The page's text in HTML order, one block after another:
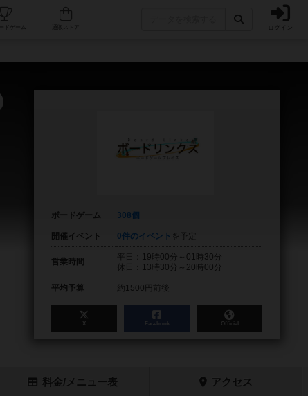
人気ボードゲーム ログイン
ボードゲーム 308個
開催イベント 0件のイベント を予定
営業時間
平日：19時00分～01時30分
休日：13時30分～20時00分
平均予算 約1500円前後
X Facebook Official
料金/メニュー表 アクセス